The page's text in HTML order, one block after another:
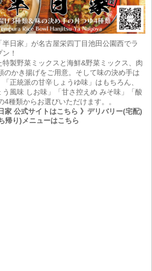
日家」が名古屋栄四丁目池田公園西でラ
！
製野菜ミックスと海鮮&野菜ミックス、肉
のかき揚げをご用意。そして味の決め手は
正統派の甘辛しょうゆ味」はもちろん、
う風味 しお味」「甘さ控えめ みそ味」「酸
4種類からお選びいただけます。。
家 公式サイトはこちら 》デリバリー(宅配)
帰り)メニューはこちら